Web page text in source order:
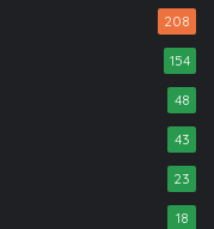
208
154
48
43
23
18